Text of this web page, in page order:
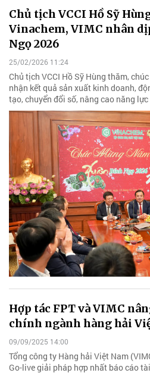
Chủ tịch VCCI Hồ Sỹ
Vinachem, VIMC nhân
Ngọ 2026
25/02/2026 11:24
Chủ tịch VCCI Hồ Sỹ Hùng thăm,
nhận kết quả sản xuất kinh doanh,
tạo, chuyển đổi số, nâng cao năng
Hợp tác FPT và VIMC
chính ngành hàng hải
09/09/2025 14:00
Tổng công ty Hàng hải Việt Nam
Go-live giải pháp hợp nhất báo cáo